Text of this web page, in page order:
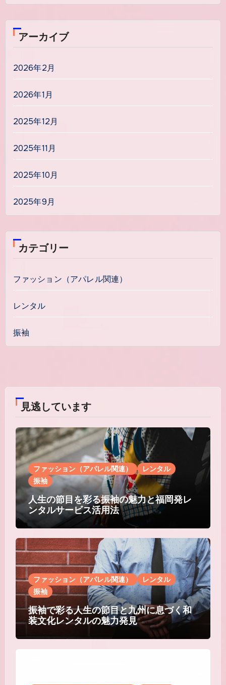
アーカイブ
2026年2月
2026年1月
2025年12月
2025年11月
2025年10月
2025年9月
カテゴリー
ファッション（アパレル関連）
レンタル
振袖
見逃しています
ファッション（アパレル関連）
レンタル
振袖
人生の節目を彩る振袖の魅力と福岡発レ
ンタルサービス活用法
ファッション（アパレル関連）
レンタル
振袖
振袖で彩る人生の節目と九州に息づく和
装文化レンタルの魅力発見